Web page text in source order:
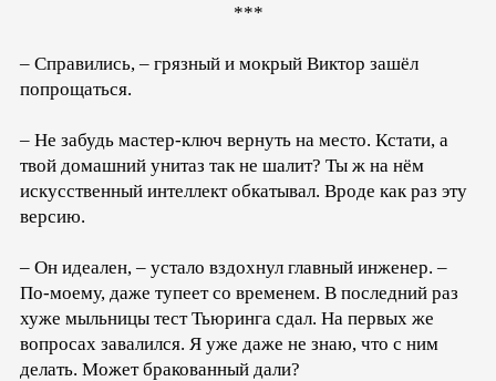
***
– Справились, – грязный и мокрый Виктор зашёл
попрощаться.
– Не забудь мастер-ключ вернуть на место. Кстати, а
твой домашний унитаз так не шалит? Ты ж на нём
искусственный интеллект обкатывал. Вроде как раз эту
версию.
– Он идеален, – устало вздохнул главный инженер. –
По-моему, даже тупеет со временем. В последний раз
хуже мыльницы тест Тьюринга сдал. На первых же
вопросах завалился. Я уже даже не знаю, что с ним
делать. Может бракованный дали?